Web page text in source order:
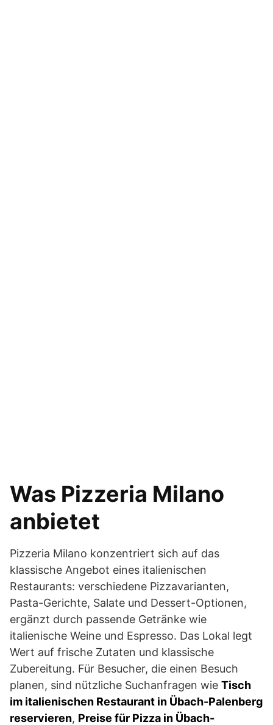
Was Pizzeria Milano
anbietet
Pizzeria Milano konzentriert sich auf das
klassische Angebot eines italienischen
Restaurants: verschiedene Pizzavarianten,
Pasta-Gerichte, Salate und Dessert-Optionen,
ergänzt durch passende Getränke wie
italienische Weine und Espresso. Das Lokal legt
Wert auf frische Zutaten und klassische
Zubereitung. Für Besucher, die einen Besuch
planen, sind nützliche Suchanfragen wie Tisch
im italienischen Restaurant in Übach-Palenberg
reservieren, Preise für Pizza in Übach-